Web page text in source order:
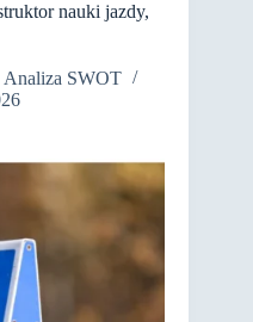
nauki jazdy,
Analiza SWOT